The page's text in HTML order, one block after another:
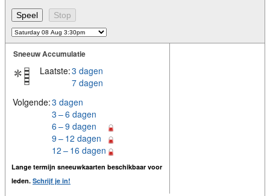
Sneeuw Accumulatie
Laatste:3 dagen
7 dagen
Volgende:3 dagen
3 – 6 dagen
6 – 9 dagen
9 – 12 dagen
12 – 16 dagen
Lange termijn sneeuwkaarten beschikbaar voor
leden. Schrijf je in!